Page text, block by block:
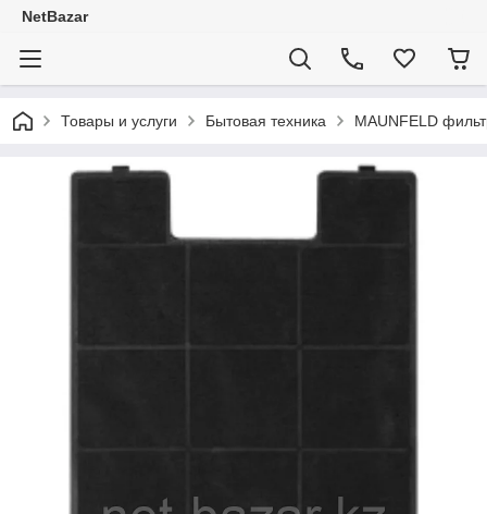
NetBazar
Товары и услуги Бытовая техника MAUNFELD